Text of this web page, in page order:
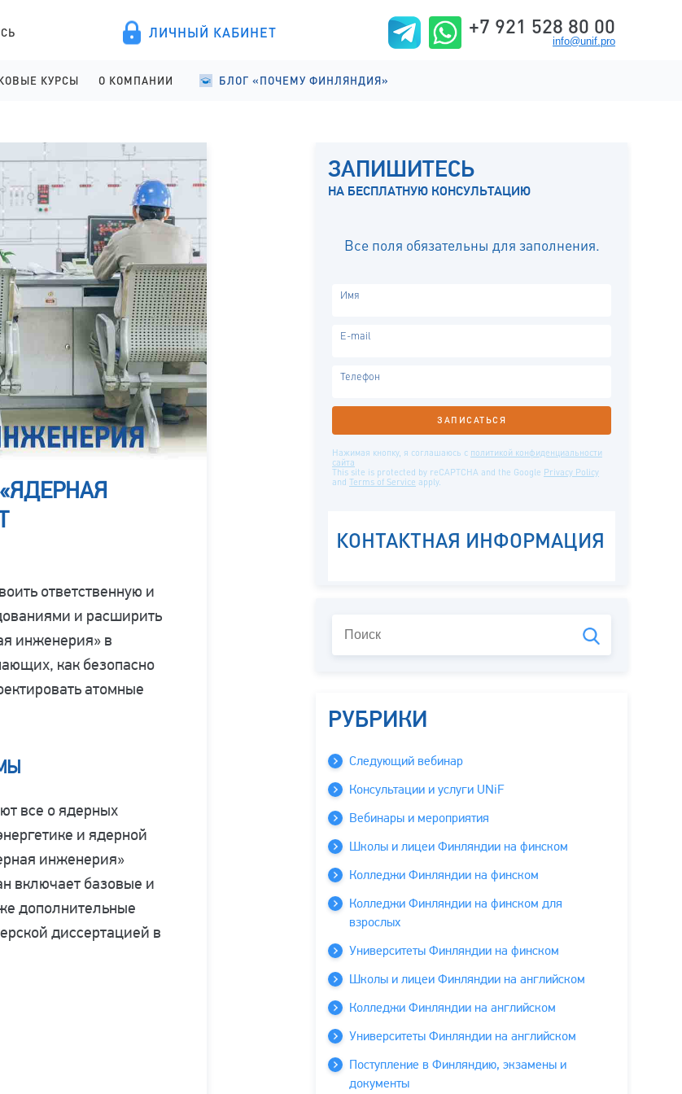
ЛИЧНЫЙ КАБИНЕТ +7 921 528 80 00
info@unif.pro
КУРСЫ
ДЛЯ ШКОЛЬНИКОВ
ДЛЯ СТАРШЕКЛАССНИКОВ
ДЛЯ ВЗРОСЛЫХ
ДЛЯ ПОСТУПАЮЩИХ
О КОМПАНИИ
ПРАВОВЫЕ ДОКУМЕНТЫ
СОТРУДНИЧЕСТВО
БЛОГ «ПОЧЕМУ ФИНЛЯНДИЯ»
СТУДЕНЧЕСКАЯ ЖИЗНЬ
ответственную и
и расширить
инженерия» в
как безопасно
атомные
все о ядерных
и ядерной
инженерия»
включает базовые и
дополнительные
диссертацией в
ЗАПИШИТЕСЬ
НА БЕСПЛАТНУЮ КОНСУЛЬТАЦИЮ
РУБРИКИ
Следующий вебинар
Консультации и услуги UNiF
Вебинары и мероприятия
Школы и лицеи Финляндии на финском
Колледжи Финляндии на финском
Колледжи Финляндии на финском для
взрослых
Университеты Финляндии на финском
Школы и лицеи Финляндии на английском
Колледжи Финляндии на английском
Университеты Финляндии на английском
Поступление в Финляндию, экзамены и
документы